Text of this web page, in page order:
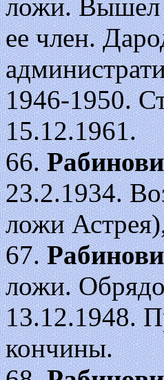
ложи. Вышел
ее член.
1946-1950.
15.12.1961.
66.
23.2.1934.
ложи
67.
ложи.
13.12.1948.
кончины.